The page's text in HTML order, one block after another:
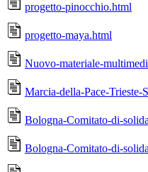
progetto-pinocchio.html
progetto-maya.html
Nuovo-materiale-
Marcia-della-Pace-Trieste-
Bologna-Comitato-di-
Bologna-Comitato-di-